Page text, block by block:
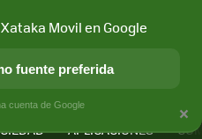
APLICACIONES
×
Movil en Google
fuente preferida
cuenta de Google